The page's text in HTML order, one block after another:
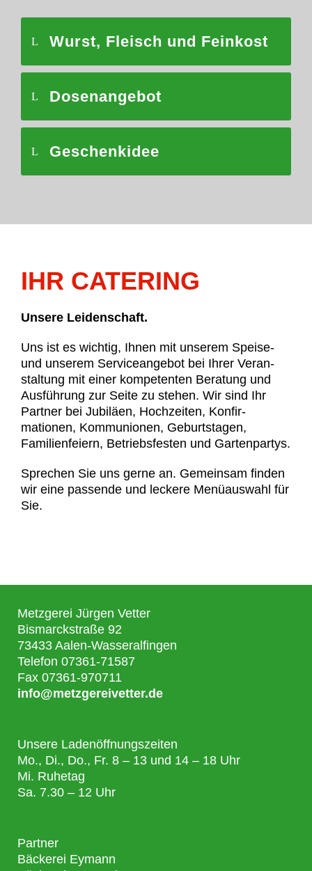
Wurst, Fleisch und Feinkost
Dosenangebot
Geschenkidee
IHR CATERING
Unsere Leidenschaft.
Uns ist es wichtig, Ihnen mit unserem Speise-
und unserem Service­angebot bei Ihrer Veran­
stal­tung mit einer kompe­ten­ten Beratung und
Ausführung zur Seite zu stehen. Wir sind Ihr
Partner bei Jubiläen, Hoch­zeiten, Konfir­
mationen, Kommu­nionen, Geburtstagen,
Familienfeiern, Betriebsfesten und Gartenpartys.
Sprechen Sie uns gerne an. Gemeinsam finden
wir eine passende und leckere Menüauswahl für
Sie.
Metzgerei Jürgen Vetter
Bismarckstraße 92
73433 Aalen-Wasseralfingen
Telefon 07361-71587
Fax 07361-970711
info@metzgereivetter.de
Unsere Ladenöffnungszeiten
Mo., Di., Do., Fr. 8 – 13 und 14 – 18 Uhr
Mi. Ruhetag
Sa. 7.30 – 12 Uhr
Partner
Bäckerei Eymann